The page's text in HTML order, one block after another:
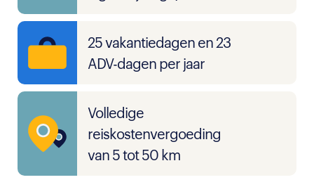
25 vakantiedagen en 23
ADV-dagen per jaar
Volledige
reiskostenvergoeding
van 5 tot 50 km